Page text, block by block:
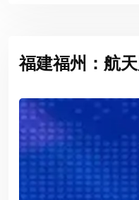
福建福州：航